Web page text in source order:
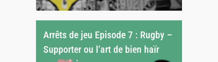
Arrêts de jeu Episode 7 : Rugby –
Supporter ou l’art de bien haïr